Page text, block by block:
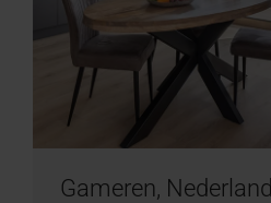
Gameren, Nederland